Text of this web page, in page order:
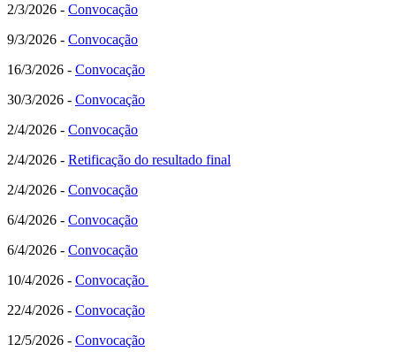
2/3/2026 - Convocação
9/3/2026 - Convocação
16/3/2026 - Convocação
30/3/2026 - Convocação
2/4/2026 - Convocação
2/4/2026 - Retificação do resultado final
2/4/2026 - Convocação
6/4/2026 - Convocação
6/4/2026 - Convocação
10/4/2026 - Convocação
22/4/2026 - Convocação
12/5/2026 - Convocação